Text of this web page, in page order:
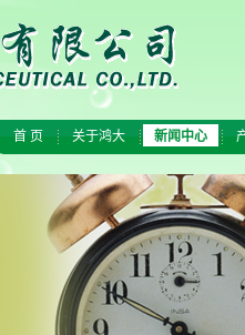
首 页 关于鸿大 新闻中心